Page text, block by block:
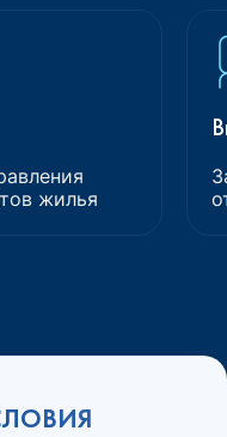
жилья